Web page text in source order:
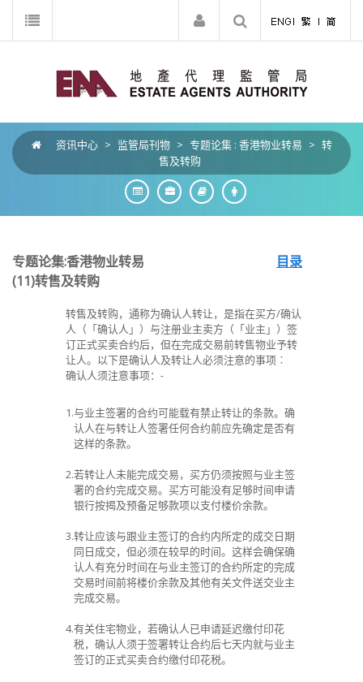
资讯中心 > 监管局刊物 > 专题论集 : 香港物业转易 > 转
售及转购
专题论集:香港物业转易
目录
(11)转售及转购
转售及转购，通称为确认人转让，是指在买方/确认
人（「确认人」）与注册业主卖方（「业主」）签
订正式买卖合约后，但在完成交易前转售物业予转
让人。以下是确认人及转让人必须注意的事项︰
确认人须注意事项：-
1.与业主签署的合约可能载有禁止转让的条款。确
认人在与转让人签署任何合约前应先确定是否有
这样的条款。
2.若转让人未能完成交易，买方仍须按照与业主签
署的合约完成交易。买方可能没有足够时间申请
银行按揭及预备足够款项以支付楼价余款。
3.转让应该与跟业主签订的合约内所定的成交日期
同日成交，但必须在较早的时间。这样会确保确
认人有充分时间在与业主签订的合约所定的完成
交易时间前将楼价余款及其他有关文件送交业主
完成交易。
4.有关住宅物业，若确认人已申请延迟缴付印花
税，确认人须于签署转让合约后七天内就与业主
签订的正式买卖合约缴付印花税。